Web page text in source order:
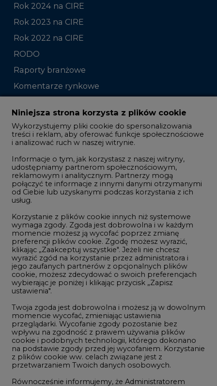
Rok 2024 na CIRE
Rok 2023 na CIRE
Rok 2022 na CIRE
RODO
Raporty branżowe
Komentarze rynkowe
Zmiany kadrowe na rynku
Studio CIRE
Rozmowy o energetyce
Gospodarka
Geopolityka
LTE450
Innowacje i AI
Telekomunikacja i IT
Handel emisjami CO2
Wodór
Górnictwo
Atom
Fotowoltaika
Offshore wind
Niniejsza strona korzysta z plików cookie
Wykorzystujemy pliki cookie do spersonalizowania
treści i reklam, aby oferować funkcje społecznościowe
i analizować ruch w naszej witrynie.
Informacje o tym, jak korzystasz z naszej witryny,
udostępniamy partnerom społecznościowym,
reklamowym i analitycznym. Partnerzy mogą
połączyć te informacje z innymi danymi otrzymanymi
od Ciebie lub uzyskanymi podczas korzystania z ich
usług.
Korzystanie z plików cookie innych niż systemowe
wymaga zgody. Zgoda jest dobrowolna i w każdym
momencie możesz ją wycofać poprzez zmianę
preferencji plików cookie. Zgodę możesz wyrazić,
klikając „Zaakceptuj wszystkie". Jeżeli nie chcesz
wyrazić zgód na korzystanie przez administratora i
jego zaufanych partnerów z opcjonalnych plików
cookie, możesz zdecydować o swoich preferencjach
wybierając je poniżej i klikając przycisk „Zapisz
ustawienia".
Twoja zgoda jest dobrowolna i możesz ją w dowolnym
momencie wycofać, zmieniając ustawienia
przeglądarki. Wycofanie zgody pozostanie bez
wpływu na zgodność z prawem używania plików
cookie i podobnych technologii, którego dokonano
na podstawie zgody przed jej wycofaniem. Korzystanie
z plików cookie ww. celach związane jest z
przetwarzaniem Twoich danych osobowych.
Równocześnie informujemy, że Administratorem